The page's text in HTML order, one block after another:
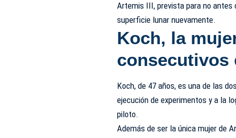
Artemis III, prevista para no antes
superficie lunar nuevamente.
Koch, la
consecutivos
Koch, de 47 años, es una de las
ejecución de experimentos y a la
piloto.
Además de ser la única mujer de